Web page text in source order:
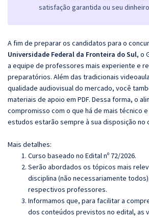
satisfação garantida ou seu
A fim de preparar os candidatos para o
Universidade Federal da Fronteira do Sul, o
a equipe de professores mais experiente e
preparatórios. Além das tradicionais
qualidade audiovisual do mercado, você
materiais de apoio em PDF. Dessa forma, o
compromisso com o que há de mais técnico
estudos estarão sempre à sua disposição no
Mais detalhes:
Curso baseado no Edital nº 72/2026.
Serão abordados os tópicos mais
disciplina (não necessariamente
respectivos professores.
Informamos que, para facilitar a
dos conteúdos previstos no edital, as